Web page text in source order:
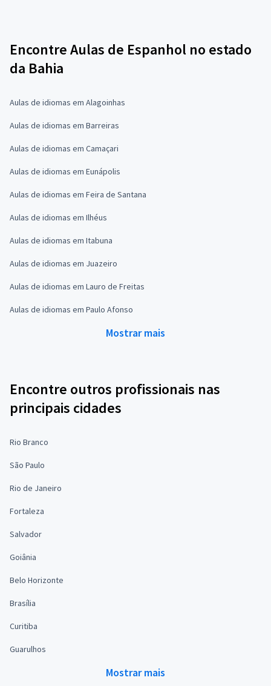
Encontre Aulas de Espanhol no estado
da Bahia
Aulas de idiomas em Alagoinhas
Aulas de idiomas em Barreiras
Aulas de idiomas em Camaçari
Aulas de idiomas em Eunápolis
Aulas de idiomas em Feira de Santana
Aulas de idiomas em Ilhéus
Aulas de idiomas em Itabuna
Aulas de idiomas em Juazeiro
Aulas de idiomas em Lauro de Freitas
Aulas de idiomas em Paulo Afonso
Mostrar mais
Encontre outros profissionais nas
principais cidades
Rio Branco
São Paulo
Rio de Janeiro
Fortaleza
Salvador
Goiânia
Belo Horizonte
Brasília
Curitiba
Guarulhos
Mostrar mais